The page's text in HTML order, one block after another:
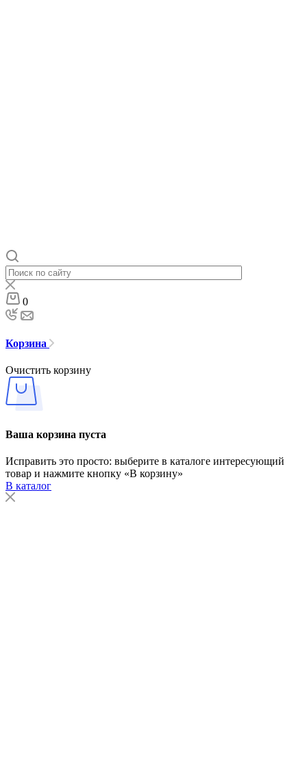
0
Корзина
Очистить корзину
Ваша корзина пуста
Исправить это просто: выберите в каталоге интересующий
товар и нажмите кнопку «В корзину»
В каталог